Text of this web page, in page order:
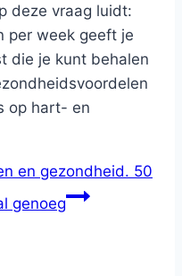
deze vraag luidt:
per week geeft je
die je kunt behalen
op hart- en
en gezondheid. 50
genoeg